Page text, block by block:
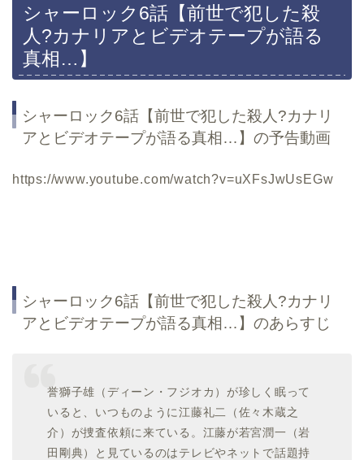
シャーロック6話【前世で犯した殺
人?カナリアとビデオテープが語る
真相…】
シャーロック6話【前世で犯した殺人?カナリ
アとビデオテープが語る真相…】の予告動画
https://www.youtube.com/watch?v=uXFsJwUsEGw
シャーロック6話【前世で犯した殺人?カナリ
アとビデオテープが語る真相…】のあらすじ
誉獅子雄（ディーン・フジオカ） が珍しく眠って
いると、いつものように江藤礼二（佐々木蔵之
介） が捜査依頼に来ている。江藤が若宮潤一（岩
田剛典）
と見ているのはテレビやネットで話題持